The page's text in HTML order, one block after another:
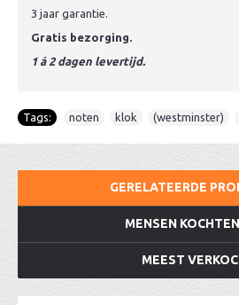
3 jaar garantie.
Gratis bezorging.
1 á 2 dagen levertijd.
Tags: noten klok (westminster)
GERELATEERDE
MENSEN
MEEST